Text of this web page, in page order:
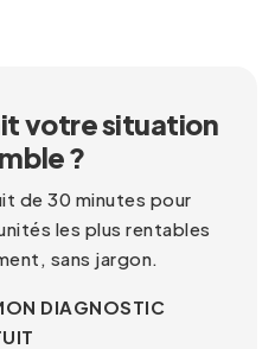
votre situation
?
de 30 minutes pour
les plus rentables
sans jargon.
DIAGNOSTIC